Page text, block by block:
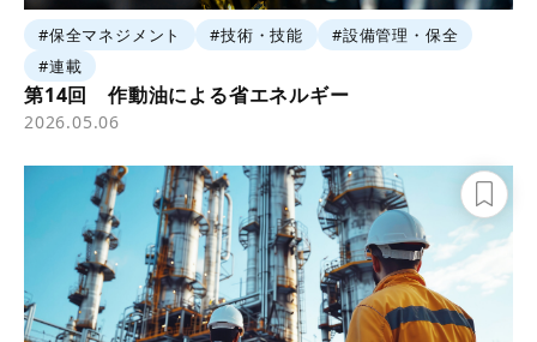
#保全マネジメント #技術・技能
#設備管理・保全
#連載
第14回 作動油による省エネルギー
2026.05.06